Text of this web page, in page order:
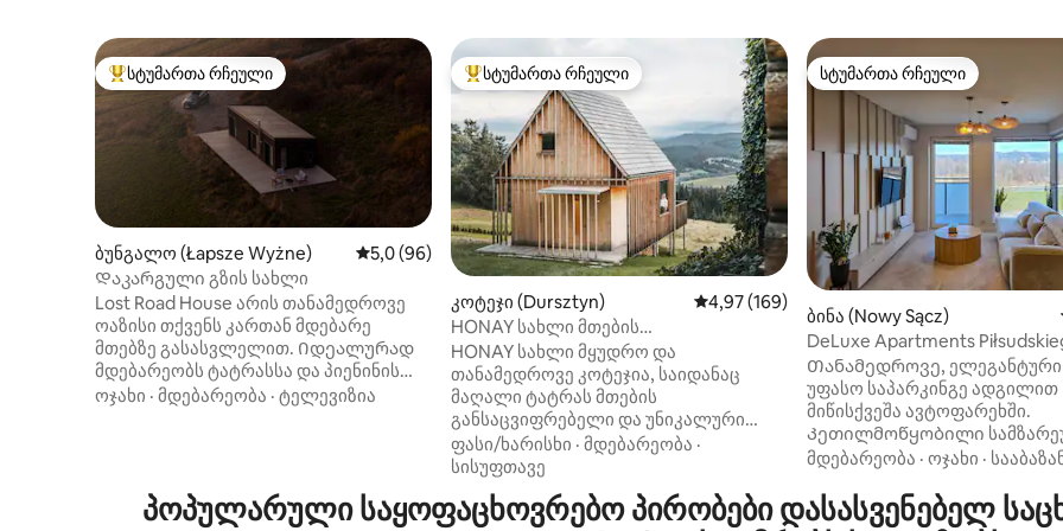
სტუმართა რჩეული მოწინავე ვარიანტი
სტუმართა რჩეული
ბუნგალო (Łapsze Wyżne) საშუალო შეფასებაა 5‑დან 5,0, 96 მიმოხილვა
5,0 (96)
Დაკარგული გზის სახლი
Lost Road House არის თანამედროვე
ოაზისი თქვენს კართან მდებარე
მთებზე გასასვლელით. Იდეალურად
მდებარეობს ტატრასსა და პიენინის
მთებს შორის, პოლონურ სპისზე. Ეს
სამზარეულოთი სრულად აღჭურვილია
ოჯახი · მდებარეობა · ტელევიზია
სტუმართა რჩეული მოწინავე ვარიანტი
სტუმართა რჩეული
კოტეჯი (Dursztyn) საშუალო შეფასებაა 5‑დან 4,97, 169
4,97 (169)
HONAY სახლი მთების
განსაცვიფრებელი ხედით
HONAY სახლი მყუდრო და
თანამედროვე კოტეჯია, საიდანაც
მაღალი ტატრას მთების
განსაცვიფრებელი და უნიკალური
ხედი იშლება. Ჩვენი სახლი
იდეალურად არის შექმნილი
ბუნებას, აქტიურ დასვენებას ან,
ფასი/ხარისხი · მდებარეობა ·
სისუფთავე
სტუმართა რჩეული
სტუმართა რჩეული
ბინა (Nowy Sącz)
DeLuxe Apartments
Თანამედროვე, ელეგანტური
უფასო საპარკინგე ადგილით
მიწისქვეშა ავტოფარეხში.
Კეთილმოწყობილი
სააბაზანო უნიტაზით,
მოსასვენებელი სივრცით,
ტელევიზორი (Netflix, Canal+)
მდებარეობა · ოჯახი ·
პოპულარული საყოფაცხოვრებო პირობები დასასვენებელ